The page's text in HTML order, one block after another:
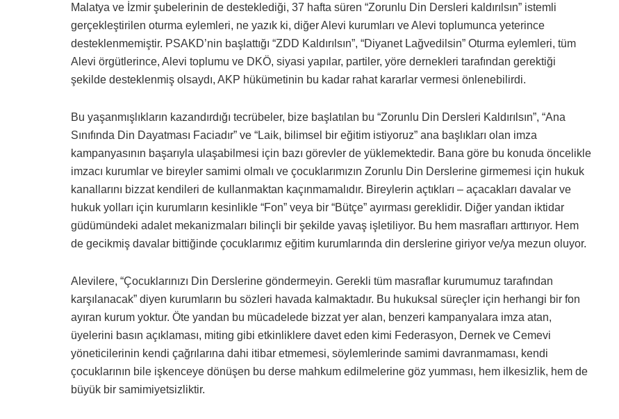
Malatya ve İzmir şubelerinin de desteklediği, 37 hafta süren “Zorunlu Din Dersleri kaldırılsın” istemli
gerçekleştirilen oturma eylemleri, ne yazık ki, diğer Alevi kurumları ve Alevi toplumunca yeterince
desteklenmemiştir. PSAKD’nin başlattığı “ZDD Kaldırılsın”, “Diyanet Lağvedilsin” Oturma eylemleri, tüm
Alevi örgütlerince, Alevi toplumu ve DKÖ, siyasi yapılar, partiler, yöre dernekleri tarafından gerektiği
şekilde desteklenmiş olsaydı, AKP hükümetinin bu kadar rahat kararlar vermesi önlenebilirdi.
Bu yaşanmışlıkların kazandırdığı tecrübeler, bize başlatılan bu “Zorunlu Din Dersleri Kaldırılsın”, “Ana
Sınıfında Din Dayatması Faciadır” ve “Laik, bilimsel bir eğitim istiyoruz” ana başlıkları olan imza
kampanyasının başarıyla ulaşabilmesi için bazı görevler de yüklemektedir. Bana göre bu konuda öncelikle
imzacı kurumlar ve bireyler samimi olmalı ve çocuklarımızın Zorunlu Din Derslerine girmemesi için hukuk
kanallarını bizzat kendileri de kullanmaktan kaçınmamalıdır. Bireylerin açtıkları – açacakları davalar ve
hukuk yolları için kurumların kesinlikle “Fon” veya bir “Bütçe” ayırması gereklidir. Diğer yandan iktidar
güdümündeki adalet mekanizmaları bilinçli bir şekilde yavaş işletiliyor. Bu hem masrafları arttırıyor. Hem
de gecikmiş davalar bittiğinde çocuklarımız eğitim kurumlarında din derslerine giriyor ve/ya mezun oluyor.
Alevilere, “Çocuklarınızı Din Derslerine göndermeyin. Gerekli tüm masraflar kurumumuz tarafından
karşılanacak” diyen kurumların bu sözleri havada kalmaktadır. Bu hukuksal süreçler için herhangi bir fon
ayıran kurum yoktur. Öte yandan bu mücadelede bizzat yer alan, benzeri kampanyalara imza atan,
üyelerini basın açıklaması, miting gibi etkinliklere davet eden kimi Federasyon, Dernek ve Cemevi
yöneticilerinin kendi çağrılarına dahi itibar etmemesi, söylemlerinde samimi davranmaması, kendi
çocuklarının bile işkenceye dönüşen bu derse mahkum edilmelerine göz yumması, hem ilkesizlik, hem de
büyük bir samimiyetsizliktir.